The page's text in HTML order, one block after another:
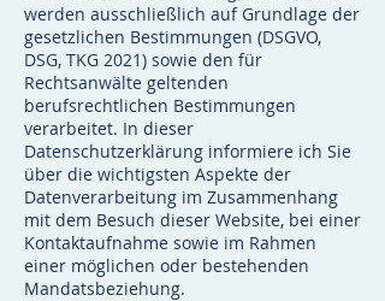
werden ausschließlich auf Grundlage der
gesetzlichen Bestimmungen (DSGVO,
DSG, TKG 2021) sowie den für
Rechtsanwälte geltenden
berufsrechtlichen Bestimmungen
verarbeitet. In dieser
Datenschutzerklärung informiere ich Sie
über die wichtigsten Aspekte der
Datenverarbeitung im Zusammenhang
mit dem Besuch dieser Website, bei einer
Kontaktaufnahme sowie im Rahmen
einer möglichen oder bestehenden
Mandatsbeziehung.